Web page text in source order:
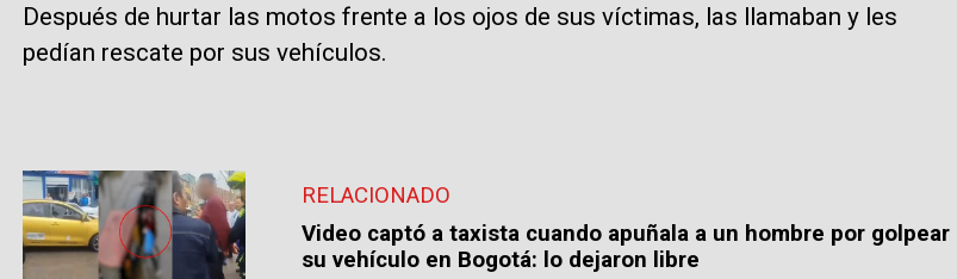
Después de hurtar las motos frente a los ojos de sus víctimas, las llamaban y les
pedían rescate por sus vehículos.
RELACIONADO
Video captó a taxista cuando apuñala a un hombre por golpear
su vehículo en Bogotá: lo dejaron libre